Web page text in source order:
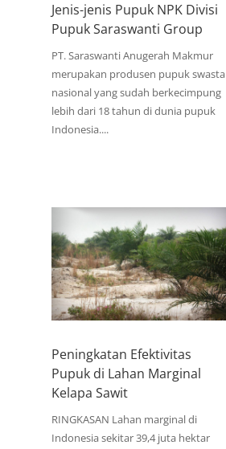
Jenis-jenis Pupuk NPK Divisi
Pupuk Saraswanti Group
PT. Saraswanti Anugerah Makmur
merupakan produsen pupuk swasta
nasional yang sudah berkecimpung
lebih dari 18 tahun di dunia pupuk
Indonesia....
Peningkatan Efektivitas
Pupuk di Lahan Marginal
Kelapa Sawit
RINGKASAN Lahan marginal di
Indonesia sekitar 39,4 juta hektar